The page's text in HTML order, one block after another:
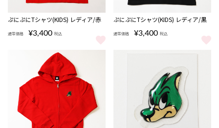
ぷにぷにTシャツ(KIDS) レディア/赤
通常価格 ¥3,400 税込
ぷにぷにTシャツ(KIDS) レディア/赤 をもっと見る
ぷにぷにTシャツ(KIDS) レディア/黒
通常価格 ¥3,400 税込
ぷにぷにTシャツ(KIDS) レディア